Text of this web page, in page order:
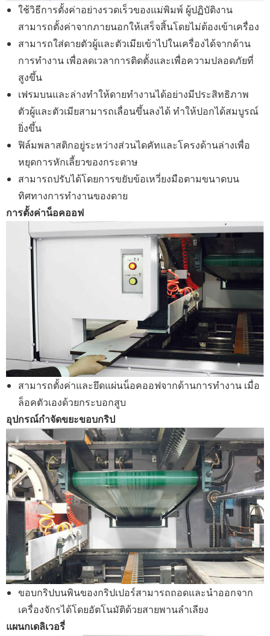
ใช้วิธีการตั้งค่าอย่างรวดเร็วของแม่พิมพ์ ผู้ปฏิบัติงาน
สามารถตั้งค่าจากภายนอกให้เสร็จสิ้นโดยไม่ต้องเข้าเครื่อง
สามารถใส่ดายตัวผู้และตัวเมียเข้าไปในเครื่องได้จากด้าน
การทำงาน เพื่อลดเวลาการติดตั้งและเพื่อความปลอดภัยที่
สูงขึ้น
เฟรมบนและล่างทำให้ดายทำงานได้อย่างมีประสิทธิภาพ
ตัวผู้และตัวเมียสามารถเลื่อนขึ้นลงได้ ทำให้ปอกได้สมบูรณ์
ยิ่งขึ้น
ฟิล์มพลาสติกอยู่ระหว่างส่วนไดคัทและโครงด้านล่างเพื่อ
หยุดการหักเลี้ยวของกระดาษ
สามารถปรับได้โดยการขยับข้อเหวี่ยงมือตามขนาดบน
ทิศทางการทำงานของดาย
การตั้งค่าน็อคออฟ
สามารถตั้งค่าและยึดแผ่นน็อคออฟจากด้านการทำงาน เมื่อ
ล็อคตัวเองด้วยกระบอกสูบ
อุปกรณ์กำจัดขยะขอบกริป
ขอบกริปบนพินของกริปเปอร์สามารถถอดและนำออกจาก
เครื่องจักรได้โดยอัตโนมัติด้วยสายพานลำเลียง
แผนกเดลิเวอรี่